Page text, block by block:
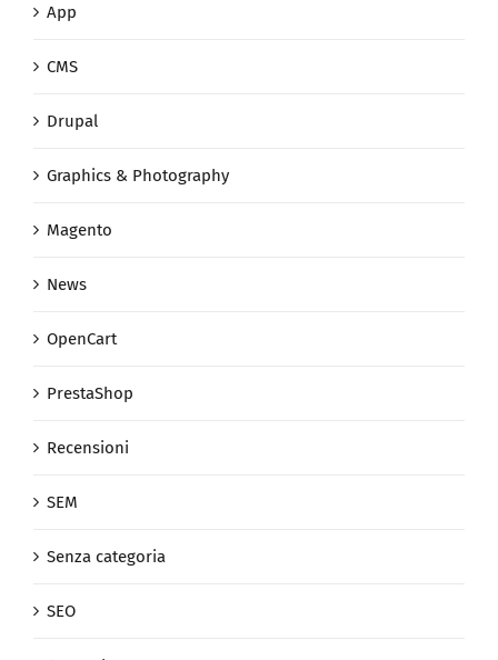
App
CMS
Drupal
Graphics & Photography
Magento
News
OpenCart
PrestaShop
Recensioni
SEM
Senza categoria
SEO